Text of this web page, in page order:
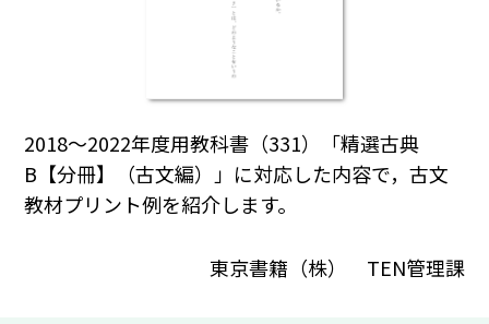
2018～2022年度用教科書（331）「精選古典
B【分冊】（古文編）」に対応した内容で，古文
教材プリント例を紹介します。
東京書籍（株） TEN管理課